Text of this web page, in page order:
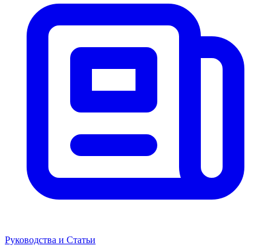
Руководства и Статьи